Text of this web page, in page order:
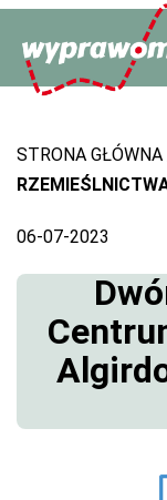
content
STRONA GŁÓWNA
06-07-2023